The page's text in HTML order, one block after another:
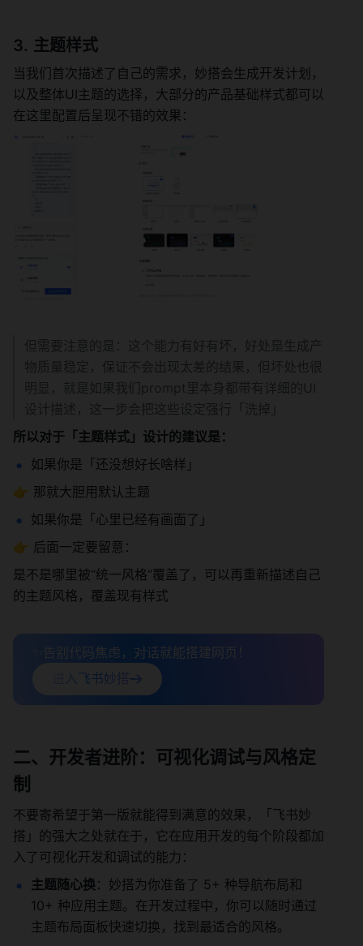
主题样式
当我们首次描述了自己的需求，妙搭会生成开发计划，
以及整体UI主题的选择，大部分的产品基础样式都可以
在这里配置后呈现不错的效果：
但需要注意的是：这个能力有好有坏，好处是生成产
物质量稳定，保证不会出现太差的结果，但坏处也很
明显，就是如果我们prompt里本身都带有详细的UI
设计描述，这一步会把这些设定强行「洗掉」
所以对于「主题样式」设计的建议是：
如果你是「还没想好长啥样」
👉 那就大胆用默认主题
如果你是「心里已经有画面了」
👉 后面一定要留意：
是不是哪里被“统一风格”覆盖了，可以再重新描述自己
的主题风格，覆盖现有样式
✨告别代码焦虑，对话就能搭建网页！
进入飞书妙搭
二、开发者进阶：可视化调试与风格定
制
不要寄希望于第一版就能得到满意的效果，「飞书妙
搭」的强大之处就在于，它在应用开发的每个阶段都加
入了可视化开发和调试的能力：
主题随心换：妙搭为你准备了 5+ 种导航布局和
10+ 种应用主题。在开发过程中，你可以随时通过
主题布局面板快速切换，找到最适合的风格。